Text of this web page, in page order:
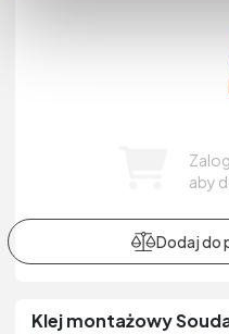
aby
Klej montażowy